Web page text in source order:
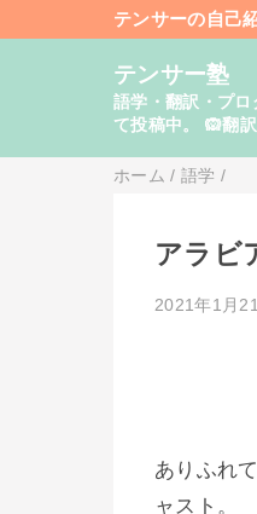
テンサーの自己
テンサー塾
語学・翻訳・プ
て投稿中。 🙉翻
ホーム /語学 /
アラビ
2021年1月
ありふれ
ャスト。